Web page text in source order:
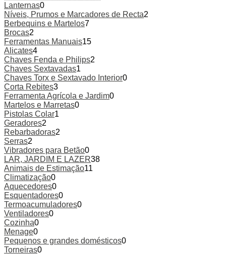
Lanternas0
Níveis, Prumos e Marcadores de Recta2
Berbequins e Martelos7
Brocas2
Ferramentas Manuais15
Alicates4
Chaves Fenda e Philips2
Chaves Sextavadas1
Chaves Torx e Sextavado Interior0
Corta Rebites3
Ferramenta Agrícola e Jardim0
Martelos e Marretas0
Pistolas Colar1
Geradores2
Rebarbadoras2
Serras2
Vibradores para Betão0
LAR, JARDIM E LAZER38
Animais de Estimação11
Climatização0
Aquecedores0
Esquentadores0
Termoacumuladores0
Ventiladores0
Cozinha0
Menage0
Pequenos e grandes domésticos0
Torneiras0